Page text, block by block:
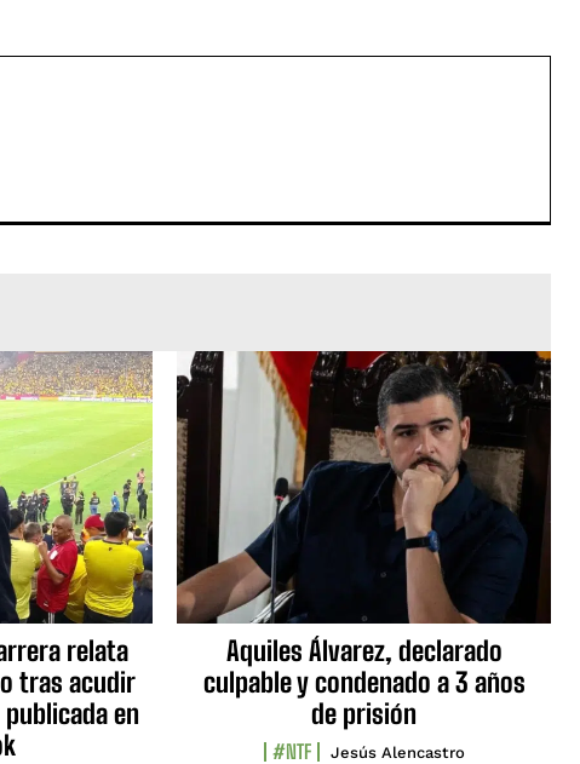
relata
tras acudir
en
Aquiles Álvarez, declarado
culpable y condenado a 3 años
de prisión
#NTF Jesús Alencastro